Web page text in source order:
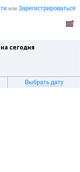
илиЗарегистрироваться
на сегодня
Выбрать дату